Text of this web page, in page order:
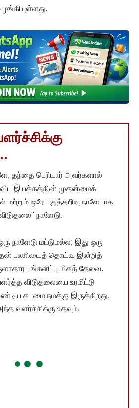
தந்தை பெரியார் அவர்களால்
இயக்கத்தின் முதன்மைக்
மற்றும் ஒரே பகுத்தறிவு நாளேடாக
நாளேடு.
நாளேடு மட்டுமல்ல; இது ஒரு
பணியைத் தொய்வு இன்றித்
பங்களிப்பு மிகத் தேவை.
விடுதலையை உரமிட்டு
கடமை நமக்கு இருக்கிறது.
வளர்ச்சிக்கு உதவும்.